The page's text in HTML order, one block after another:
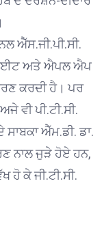
ਐੱਸ.ਜੀ.ਪੀ.ਸੀ.
ਅਤੇ ਐਪਲ ਐਪ
ਕਰਦੀ ਹੈ। ਪਰ
ਵੀ ਪੀ.ਟੀ.ਸੀ.
ਸਾਬਕਾ ਐੱਮ.ਡੀ. ਡਾ.
ਨਾਲ ਜੁੜੇ ਹੋਏ ਹਨ,
ਹੋ ਕੇ ਜੀ.ਟੀ.ਸੀ.